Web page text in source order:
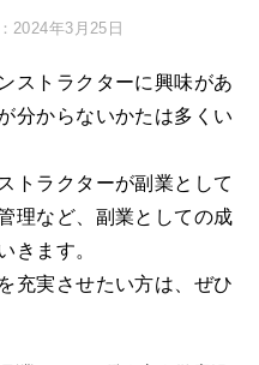
2024年3月25日
ストラクターに興味があ
分からないかたは多くい
トラクターが副業として
理など、副業としての成
きます。
充実させたい方は、ぜひ